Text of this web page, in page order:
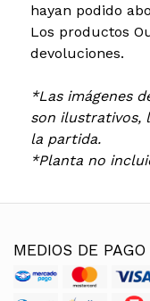
hayan podido
Los productos
devoluciones.
*Las imágenes
son ilustrativos,
la partida.
*Planta no
MEDIOS DE PAGO